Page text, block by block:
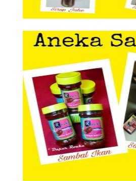
Aneka
Aneka